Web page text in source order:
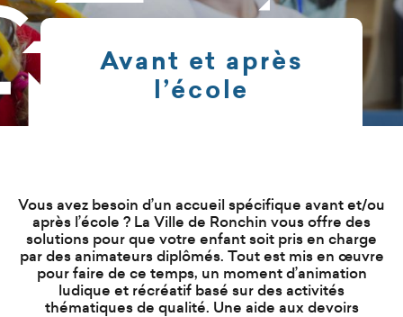
A
c
c
d
Avant et après
l’école
Vous avez besoin d’un accueil spécifique avant et/ou
après l’école ? La Ville de Ronchin vous offre des
solutions pour que votre enfant soit pris en charge
par des animateurs diplômés. Tout est mis en œuvre
pour faire de ce temps, un moment d’animation
ludique et récréatif basé sur des activités
thématiques de qualité. Une aide aux devoirs